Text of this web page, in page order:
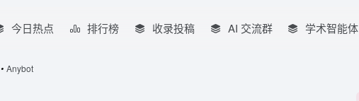
今日热点 排行榜 收录投稿 AI 交流群 学术智能体
• Anybot